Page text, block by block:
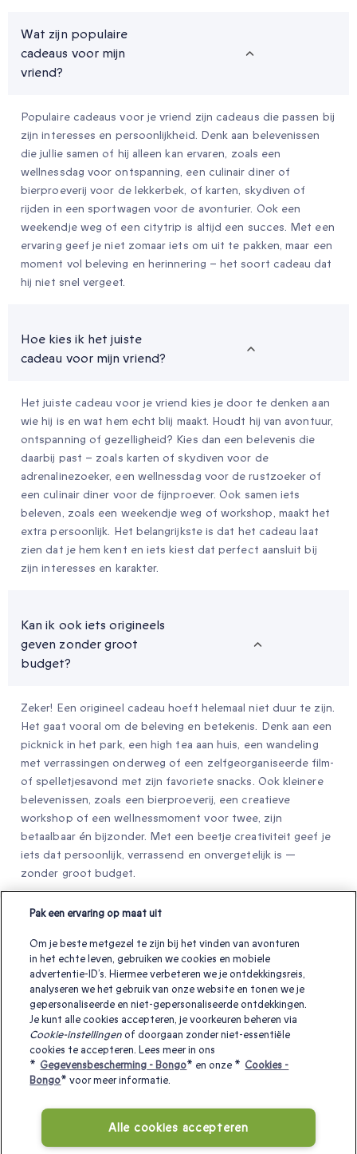
Wat zijn populaire
cadeaus voor mijn
vriend?
Populaire cadeaus voor je vriend zijn cadeaus die passen bij
zijn interesses en persoonlijkheid. Denk aan belevenissen
die jullie samen of hij alleen kan ervaren, zoals een
wellnessdag voor ontspanning, een culinair diner of
bierproeverij voor de lekkerbek, of karten, skydiven of
rijden in een sportwagen voor de avonturier. Ook een
weekendje weg of een citytrip is altijd een succes. Met een
ervaring geef je niet zomaar iets om uit te pakken, maar een
moment vol beleving en herinnering – het soort cadeau dat
hij niet snel vergeet.
Hoe kies ik het juiste
cadeau voor mijn vriend?
Het juiste cadeau voor je vriend kies je door te denken aan
wie hij is en wat hem echt blij maakt. Houdt hij van avontuur,
ontspanning of gezelligheid? Kies dan een belevenis die
daarbij past – zoals karten of skydiven voor de
adrenalinezoeker, een wellnessdag voor de rustzoeker of
een culinair diner voor de fijnproever. Ook samen iets
beleven, zoals een weekendje weg of workshop, maakt het
extra persoonlijk. Het belangrijkste is dat het cadeau laat
zien dat je hem kent en iets kiest dat perfect aansluit bij
zijn interesses en karakter.
Kan ik ook iets origineels
geven zonder groot
budget?
Zeker! Een origineel cadeau hoeft helemaal niet duur te zijn.
Het gaat vooral om de beleving en betekenis. Denk aan een
picknick in het park, een high tea aan huis, een wandeling
met verrassingen onderweg of een zelfgeorganiseerde film-
of spelletjesavond met zijn favoriete snacks. Ook kleinere
belevenissen, zoals een bierproeverij, een creatieve
workshop of een wellnessmoment voor twee, zijn
betaalbaar én bijzonder. Met een beetje creativiteit geef je
iets dat persoonlijk, verrassend en onvergetelijk is —
zonder groot budget.
Geef je geliefden een cadeau die echt
bij hun past
Onvergetelijke ervaringen om ‘ik hou van je’, ‘bedankt’ of gewoon
‘geniet ervan’ te zeggen!
romantisch jubileum cadeau
getrouwd koppelleuk kerstcadeau voor je vriend?
Pak een ervaring op maat uit
Om je beste metgezel te zijn bij het vinden van avonturen
in het echte leven, gebruiken we cookies en mobiele
advertentie-ID’s. Hiermee verbeteren we je ontdekkingsreis,
analyseren we het gebruik van onze website en tonen we je
gepersonaliseerde en niet-gepersonaliseerde ontdekkingen.
Je kunt alle cookies accepteren, je voorkeuren beheren via
Cookie-instellingen of doorgaan zonder niet-essentiële
cookies te accepteren. Lees meer in ons
* Gegevensbescherming - Bongo* en onze * Cookies -
Bongo* voor meer informatie.
Alle cookies accepteren